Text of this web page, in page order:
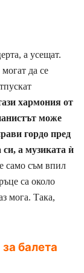
а усещат.
да се
хармония от
може
гордо пред
а музиката ѝ
само съм впил
са около
мога. Така,
балета